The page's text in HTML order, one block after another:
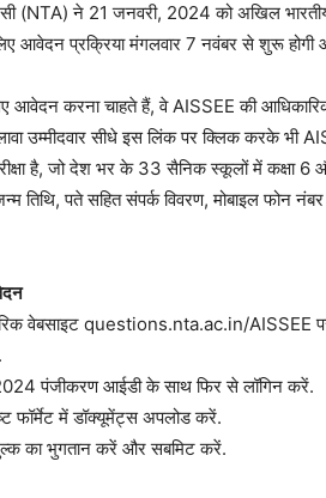
(NTA) ने 21 जनवरी, 2024 को अखिल
आवेदन प्रक्रिया मंगलवार 7 नवंबर से शुरू होगी
आवेदन करना चाहते हैं, वे AISSEE की
उम्मीदवार सीधे इस लिंक पर क्लिक करके
है, जो देश भर के 33 सैनिक स्कूलों में कक्षा 6
तिथि, पते सहित संपर्क विवरण, मोबाइल
वेबसाइट questions.nta.ac.in/AISSEE
पंजीकरण आईडी के साथ फिर से लॉगिन करें.
फॉर्मेट में डॉक्यूमेंट्स अपलोड करें.
का भुगतान करें और सबमिट करें.